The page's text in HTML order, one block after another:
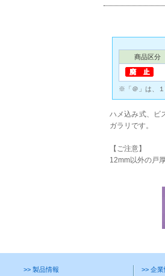
商品区分
※「＠」は、
ハメ込み式、ビ
ガラリです。
【ご注意】
12mm以外の戸
>> 製品情報 >> 企業